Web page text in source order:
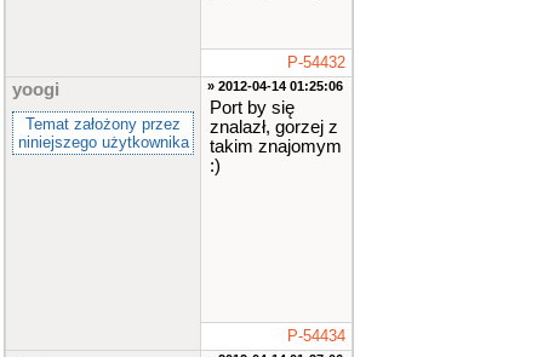
P-54432
yoogi
Temat założony przez
niniejszego użytkownika
» 2012-04-14 01:25:06
Port by się
znalazł, gorzej z
takim znajomym
:)
P-54434